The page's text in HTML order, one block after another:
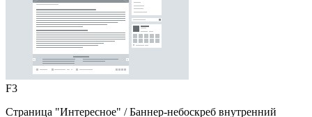
F3
Страница "Интересное" / Баннер-небоскреб внутренний